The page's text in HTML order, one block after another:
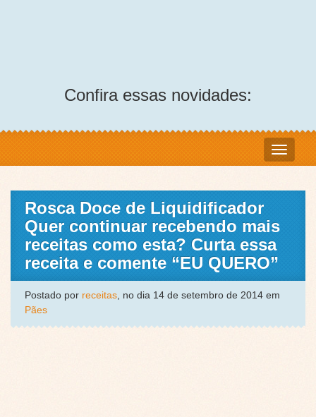
Confira essas novidades:
Rosca Doce de Liquidificador
Quer continuar recebendo mais
receitas como esta? Curta essa
receita e comente “EU QUERO”
Postado por receitas, no dia 14 de setembro de 2014 em
Pães